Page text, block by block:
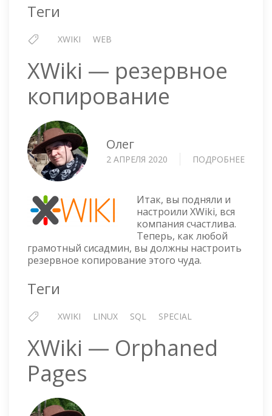
Теги
XWIKI WEB
XWiki — резервное
копирование
Олег
2 АПРЕЛЯ 2020 ПОДРОБНЕЕ
Итак, вы подняли и
настроили XWiki, вся
компания счастлива.
Теперь, как любой
грамотный сисадмин, вы должны настроить
резервное копирование этого чуда.
Теги
XWIKI LINUX SQL SPECIAL
XWiki — Orphaned
Pages